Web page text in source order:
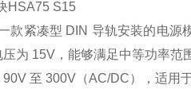
HSA75 S15
款紧凑型 DIN 导轨安装的电源
压为 15V，能够满足中等功率范
90V 至 300V（AC/DC），适用